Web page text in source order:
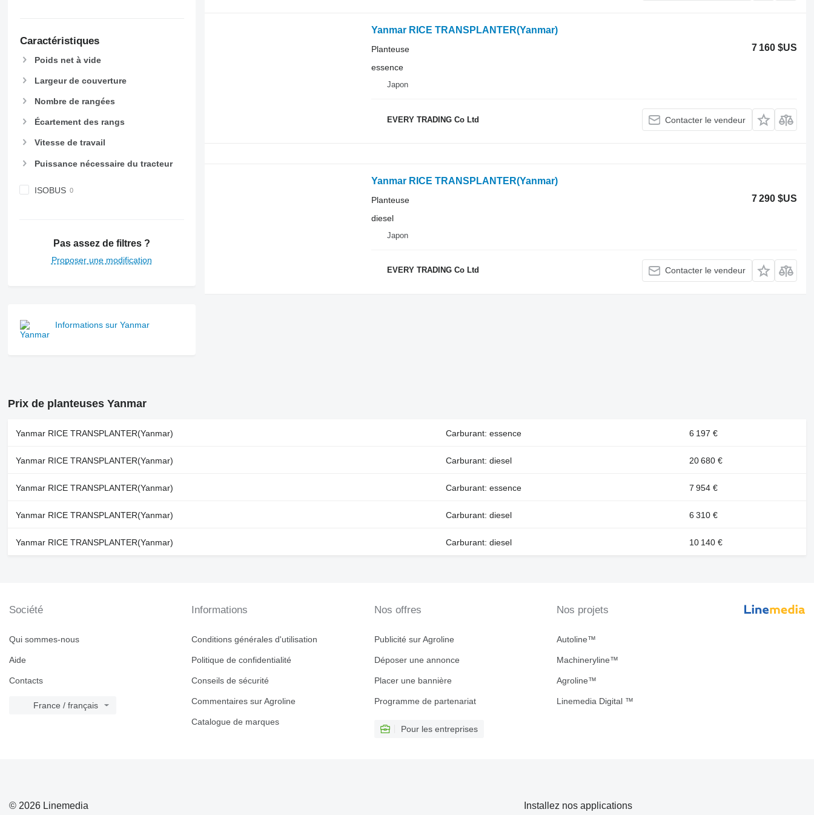
Caractéristiques
Poids net à vide
Largeur de couverture
Nombre de rangées
Écartement des rangs
Vitesse de travail
Puissance nécessaire du tracteur
ISOBUS
Pas assez de filtres ?
Proposer une modification
Informations sur Yanmar
Yanmar RICE TRANSPLANTER(Yanmar)
7 160 $US
Planteuse
essence
Japon
EVERY TRADING Co Ltd Contacter le vendeur
Yanmar RICE TRANSPLANTER(Yanmar)
7 290 $US
Planteuse
diesel
Japon
EVERY TRADING Co Ltd Contacter le vendeur
Prix de planteuses Yanmar
Yanmar RICE TRANSPLANTER(Yanmar) Carburant: essence 6 197 €
Yanmar RICE TRANSPLANTER(Yanmar) Carburant: diesel 20 680 €
Yanmar RICE TRANSPLANTER(Yanmar) Carburant: essence 7 954 €
Yanmar RICE TRANSPLANTER(Yanmar) Carburant: diesel 6 310 €
Yanmar RICE TRANSPLANTER(Yanmar) Carburant: diesel 10 140 €
Société
Qui sommes-nous
Aide
Contacts
France / français
Informations
Conditions générales d'utilisation
Politique de confidentialité
Conseils de sécurité
Commentaires sur Agroline
Catalogue de marques
Nos offres
Publicité sur Agroline
Déposer une annonce
Placer une bannière
Programme de partenariat
Pour les entreprises
Nos projets
Autoline™
Machineryline™
Agroline™
Linemedia Digital ™
© 2026 Linemedia Installez nos applications